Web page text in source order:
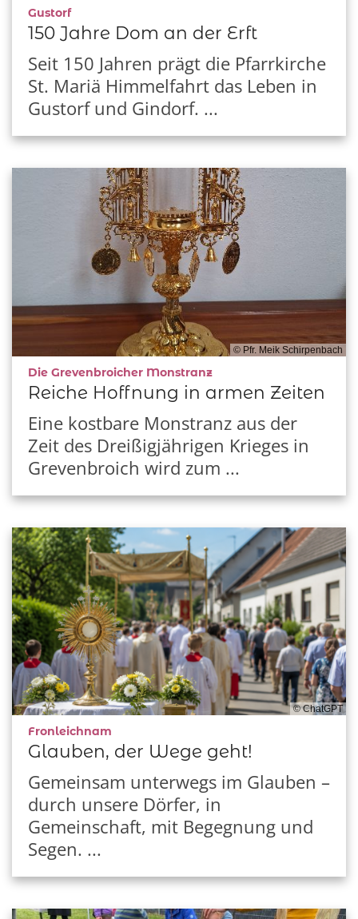
Gustorf:
150 Jahre Dom an der Erft
Seit 150 Jahren prägt die Pfarrkirche
St. Mariä Himmelfahrt das Leben in
Gustorf und Gindorf. ...
© Pfr. Meik Schirpenbach
Die Grevenbroicher Monstranz:
Reiche Hoffnung in armen Zeiten
Eine kostbare Monstranz aus der
Zeit des Dreißigjährigen Krieges in
Grevenbroich wird zum ...
© ChatGPT
Fronleichnam
Glauben, der Wege geht!
Gemeinsam unterwegs im Glauben –
durch unsere Dörfer, in
Gemeinschaft, mit Begegnung und
Segen. ...